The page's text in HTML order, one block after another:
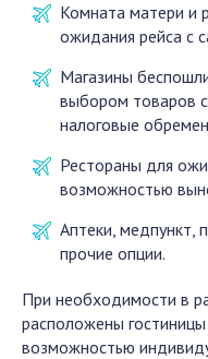
Комната матери и
ожидания рейса с
Магазины
выбором товаров
налоговые
Рестораны для
возможностью
Аптеки, медпункт,
прочие опции.
При необходимости в
расположены
возможностью